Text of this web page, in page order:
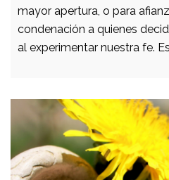
mayor apertura, o para
condenación a quienes
al experimentar nuestra fe.